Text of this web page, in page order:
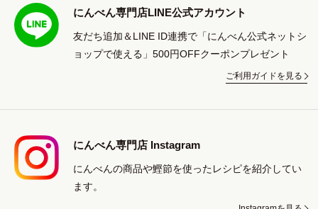
にんべん専門店LINE公式アカウント
友だち追加＆LINE ID連携で「にんべん公式ネットシ
ョップで使える」500円OFFクーポンプレゼント
ご利用ガイドを見る
にんべん専門店 Instagram
にんべんの商品や鰹節を使ったレシピを紹介してい
ます。